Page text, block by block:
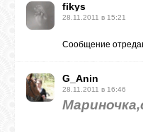
МАГАЗИН
СВЯЗЬ
fikys
28.11.2011 в 15:21
Сообщение
G_Anin
28.11.2011 в 16:46